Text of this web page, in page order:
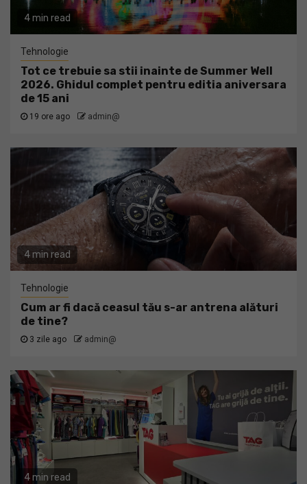
4 min read
Tehnologie
Tot ce trebuie sa stii inainte de Summer Well
2026. Ghidul complet pentru editia aniversara
de 15 ani
19 ore ago admin@
4 min read
Tehnologie
Cum ar fi dacă ceasul tău s-ar antrena alături
de tine?
3 zile ago admin@
4 min read